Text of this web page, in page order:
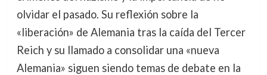
olvidar el pasado. Su reflexión sobre la
«liberación» de Alemania tras la caída del Tercer
Reich y su llamado a consolidar una «nueva
Alemania» siguen siendo temas de debate en la